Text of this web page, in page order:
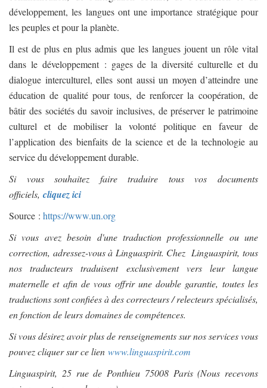
développement, les langues ont une importance stratégique pour
les peuples et pour la planète.
Il est de plus en plus admis que les langues jouent un rôle vital
dans le développement : gages de la diversité culturelle et du
dialogue interculturel, elles sont aussi un moyen d’atteindre une
éducation de qualité pour tous, de renforcer la coopération, de
bâtir des sociétés du savoir inclusives, de préserver le patrimoine
culturel et de mobiliser la volonté politique en faveur de
l’application des bienfaits de la science et de la technologie au
service du développement durable.
Si vous souhaitez faire traduire tous vos documents
officiels, cliquez ici
Source : https://www.un.org
Si vous avez besoin d'une traduction professionnelle ou une
correction, adressez-vous à Linguaspirit. Chez Linguaspirit, tous
nos traducteurs traduisent exclusivement vers leur langue
maternelle et afin de vous offrir une double garantie, toutes les
traductions sont confiées à des correcteurs / relecteurs spécialisés,
en fonction de leurs domaines de compétences.
Si vous désirez avoir plus de renseignements sur nos services vous
pouvez cliquer sur ce lien www.linguaspirit.com
Linguaspirit, 25 rue de Ponthieu 75008 Paris (Nous recevons